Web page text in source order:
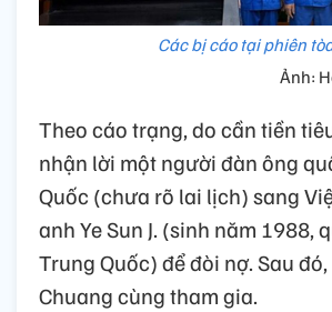
Các bị cáo tại phiên
Ảnh:
Theo cáo trạng, do cần tiền
nhận lời một người đàn ông
Quốc (chưa rõ lai lịch) sang
anh Ye Sun J. (sinh năm 1988,
Trung Quốc) để đòi nợ. Sau
Chuang cùng tham gia.